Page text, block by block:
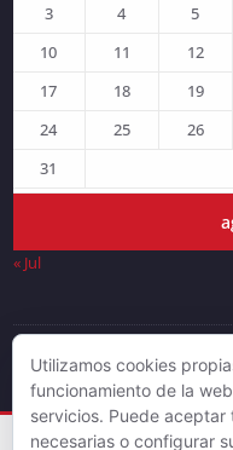
3
4 5
10
11 12
17
18 19
24
25 26
31
« Jul
Utilizamos cookies
funcionamiento de la
servicios. Puede
necesarias o configurar